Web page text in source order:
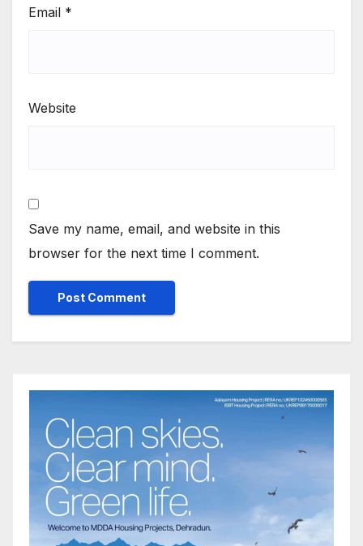
Email *
Website
Save my name, email, and website in this
browser for the next time I comment.